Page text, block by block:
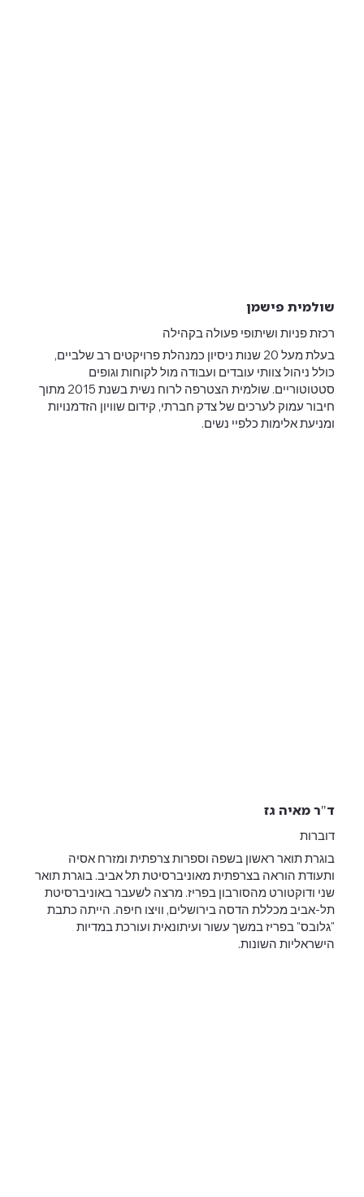
שולמית פישמן
רכזת פניות ושיתופי פעולה בקהילה
בעלת מעל 20 שנות ניסיון כמנהלת פרויקטים רב שלביים,
כולל ניהול צוותי עובדים ועבודה מול לקוחות וגופים
סטטוטוריים. שולמית הצטרפה לרוח נשית בשנת 2015 מתוך
חיבור עמוק לערכים של צדק חברתי, קידום שוויון הזדמנויות
ומניעת אלימות כלפיי נשים.
ד"ר מאיה גז
דוברות
בוגרת תואר ראשון בשפה וספרות צרפתית ומזרח אסיה
ותעודת הוראה בצרפתית מאוניברסיטת תל אביב. בוגרת תואר
שני ודוקטורט מהסורבון בפריז. מרצה לשעבר באוניברסיטת
תל-אביב מכללת הדסה בירושלים, וויצו חיפה. הייתה כתבת
"גלובס" בפריז במשך עשור ועיתונאית ועורכת במדיות
הישראליות השונות.